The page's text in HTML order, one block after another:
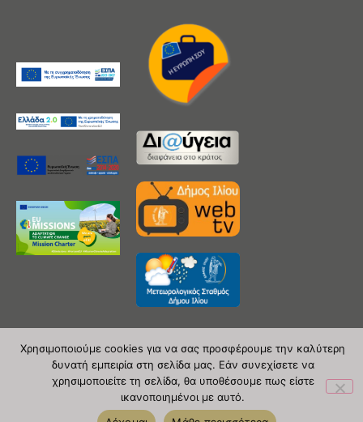
Copyright 2020 © Δήμος Ιλίου
| powered by Evolutionprojects
Χρησιμοποιούμε cookies για να σας προσφέρουμε την καλύτερη
δυνατή εμπειρία στη σελίδα μας. Εάν συνεχίσετε να
χρησιμοποιείτε τη σελίδα, θα υποθέσουμε πως είστε
ικανοποιημένοι με αυτό.